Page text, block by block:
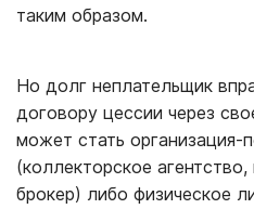
таким образом.
Но долг неплательщик
договору цессии через
может стать организация-
(коллекторское
брокер) либо физическое